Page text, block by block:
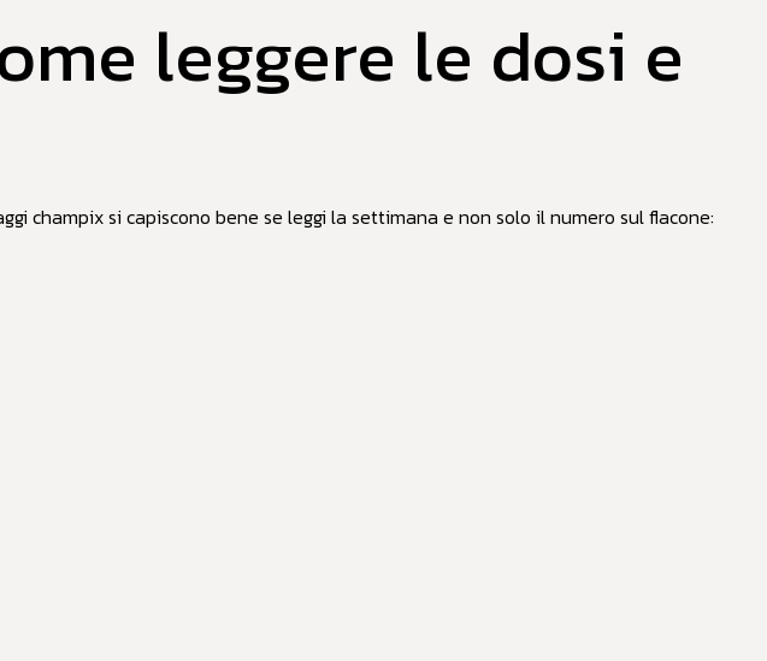
leggere le dosi e
champix si capiscono bene se leggi la settimana e non solo il numero sul flacone: